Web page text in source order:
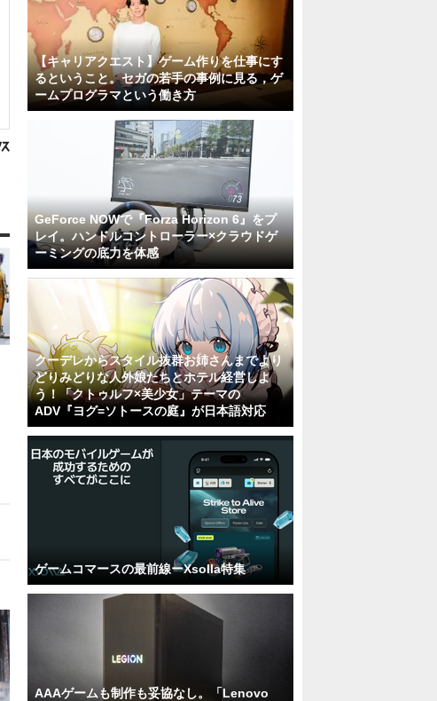
【キャリアクエスト】ゲーム作りを仕事にす
るということ。セガの若手の事例に見る，ゲ
ームプログラマという働き方
GeForce NOWで『Forza Horizon 6』をプ
レイ。ハンドルコントローラー×クラウドゲ
ーミングの底力を体感
クーデレからスタイル抜群お姉さんまでより
どりみどりな人外娘たちとホテル経営しよ
う！「クトゥルフ×美少女」テーマの
ADV『ヨグ=ソトースの庭』が日本語対応
ゲームコマースの最前線ーXsolla特集
AAAゲームも制作も妥協なし。「Lenovo